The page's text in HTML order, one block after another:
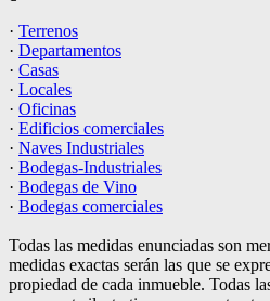
· Terrenos
· Departamentos
· Casas
· Locales
· Oficinas
· Edificios comerciales
· Naves Industriales
· Bodegas-Industriales
· Bodegas de Vino
· Bodegas comerciales
Todas las medidas enunciadas son
medidas exactas serán las que se
propiedad de cada inmueble. Todas